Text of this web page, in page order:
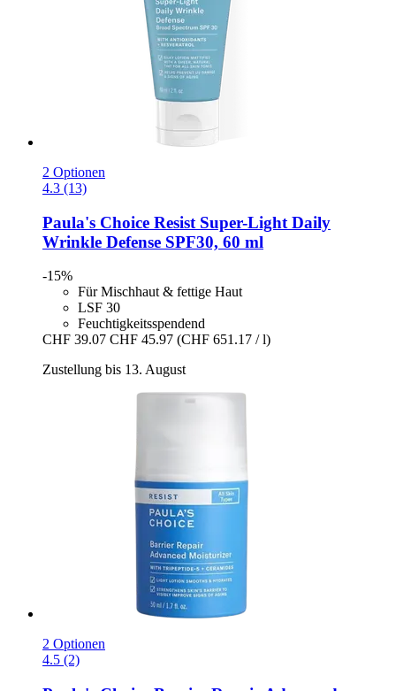
2 Optionen
4.3 (13)
Paula's Choice Resist Super-​Light Daily
Wrinkle Defense SPF30, 60 ml
-15%
Für Mischhaut & fettige Haut
LSF 30
Feuchtigkeitsspendend
CHF 39.07 CHF 45.97 (CHF 651.17 / l)
Zustellung bis 13. August
2 Optionen
4.5 (2)